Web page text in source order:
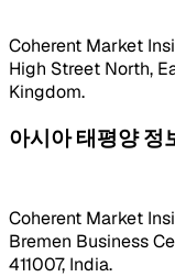
Coherent Market
High Street North,
Kingdom.
아시아 태평양 정
Coherent Market
Bremen Business
411007, India.